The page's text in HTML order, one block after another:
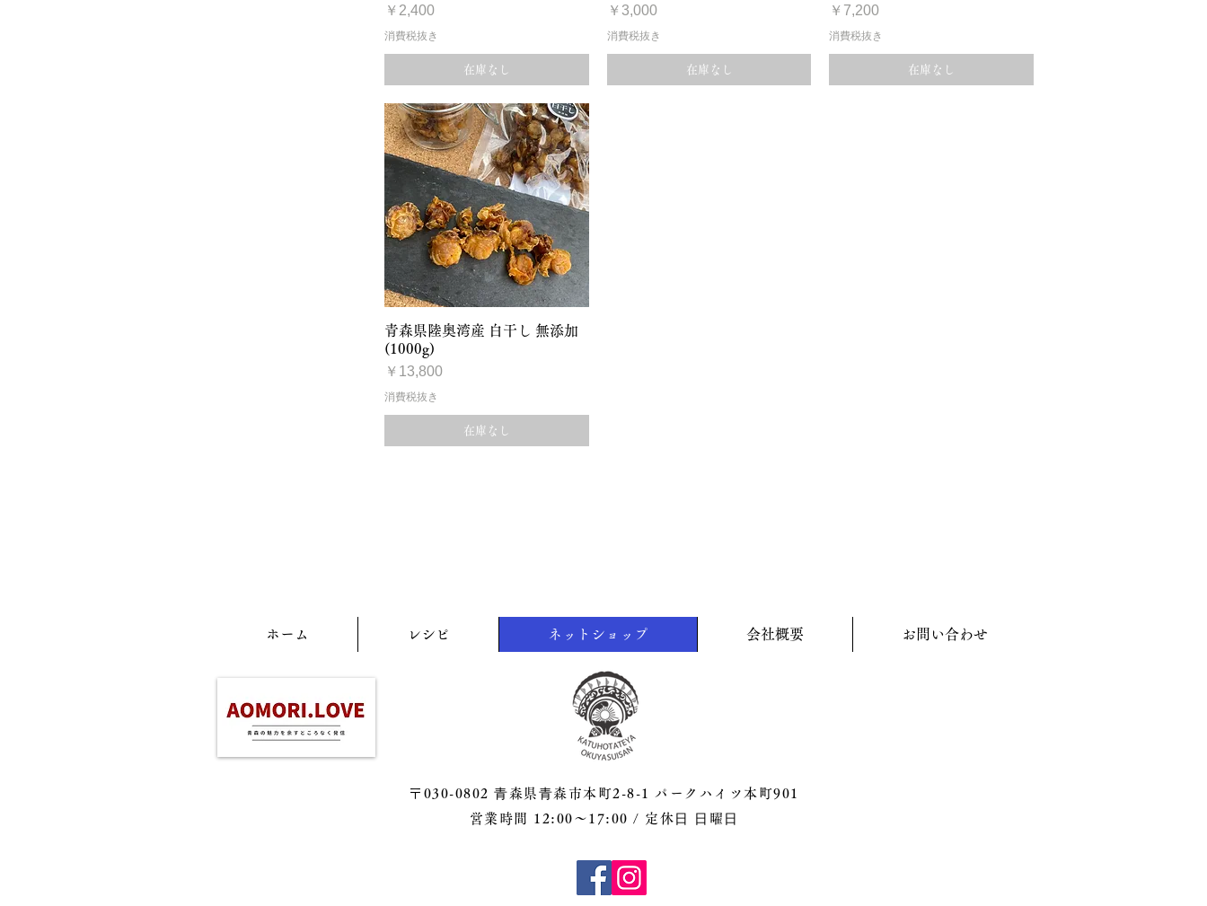
価格
￥2,400
消費税抜き
在庫なし
価格
￥3,000
消費税抜き
在庫なし
価格
￥7,200
消費税抜き
在庫なし
クイックビュー
青森県陸奥湾産 白干し 無添加
(1000g)
価格
￥13,800
消費税抜き
在庫なし
ホーム レシピ ネットショップ 会社概要 お問い合わせ
〒030-0802 ⻘森県⻘森市本町2-8-1 パークハイツ本町901
営業時間 12:00〜17:00 / 定休⽇ ⽇曜⽇